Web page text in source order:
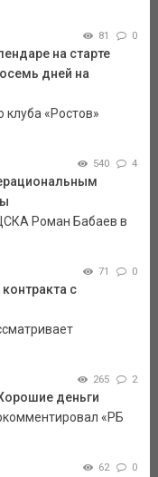
81 0
на старте
дней на
клуба «Ростов»
540 4
Роман Бабаев в
71 0
с
265 2
деньги
«РБ
62 0